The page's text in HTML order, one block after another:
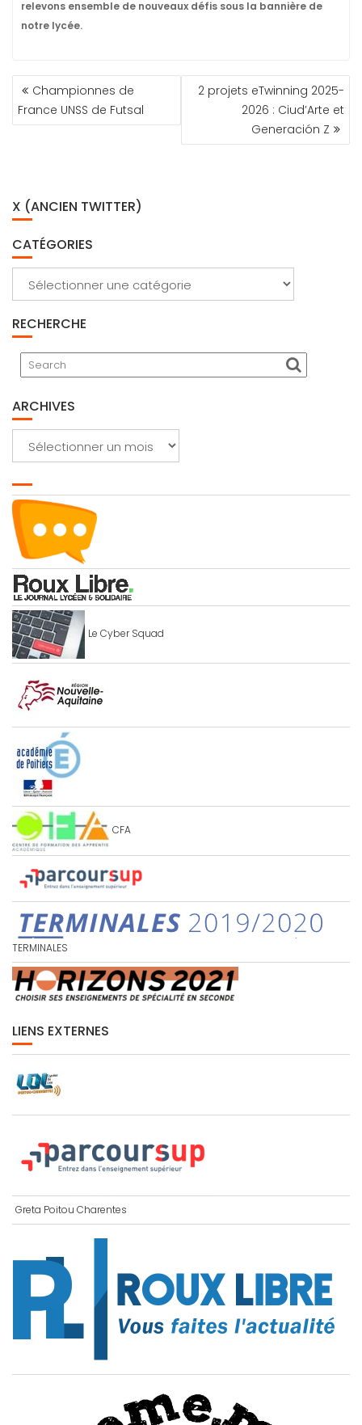
relevons ensemble de nouveaux défis sous la bannière de
notre lycée.
NAVIGATION
DE
L’ARTICLE
Championnes de
France UNSS de Futsal
2 projets eTwinning 2025-
2026 : Ciud’Arte et
Generación Z
X (ANCIEN TWITTER)
CATÉGORIES
RECHERCHE
ARCHIVES
Le Cyber Squad
CFA
TERMINALES
LIENS EXTERNES
Greta Poitou Charentes